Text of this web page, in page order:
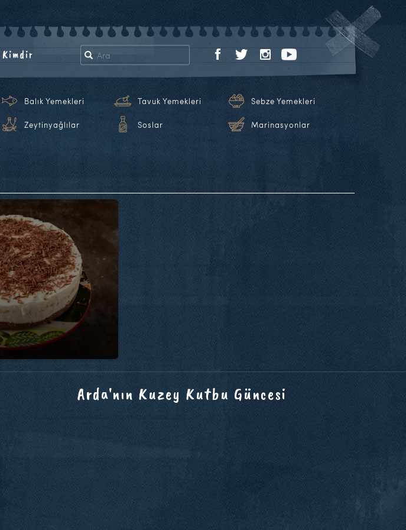
Kimdir
Balık Yemekleri Tavuk Yemekleri Sebze Yemekleri
Zeytinyağlılar Soslar Marinasyonlar
Arda'nın Kuzey Kutbu Güncesi